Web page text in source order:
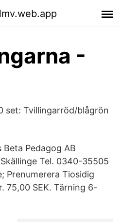
-
set: Tvillingarröd/blågrön
Pedagog AB
Tel. 0340-35505
Prenumerera Tiosidig
75,00 SEK. Tärning 6-